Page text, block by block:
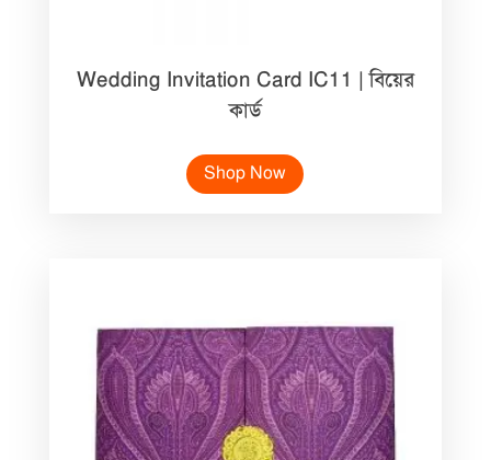
Wedding Invitation Card IC11 | বিয়ের
কার্ড
Shop Now